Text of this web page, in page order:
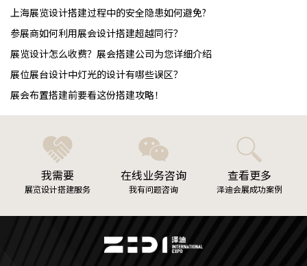
上海展览设计搭建过程中的安全隐患如何避免?
参展商如何利用展会设计搭建超越同行？
展览设计怎么收费？展会搭建公司为您详细介绍
展位展台设计中灯光的设计有哪些误区？
展会布置搭建前要看这份搭建攻略！
我需要
展览设计搭建服务
在线业务咨询
我有问题咨询
查看更多
泽迪会展成功案例